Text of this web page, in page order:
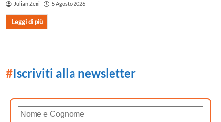
Julian Zeni 5 Agosto 2026
Leggi di più
#Iscriviti alla newsletter